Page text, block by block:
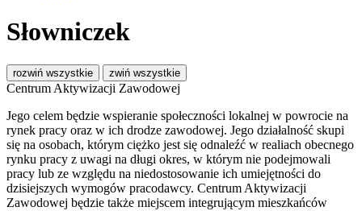
Słowniczek
rozwiń wszystkie zwiń wszystkie
Centrum Aktywizacji Zawodowej
Jego celem będzie wspieranie społeczności lokalnej w powrocie na
rynek pracy oraz w ich drodze zawodowej. Jego działalność skupi
się na osobach, którym ciężko jest się odnaleźć w realiach obecnego
rynku pracy z uwagi na długi okres, w którym nie podejmowali
pracy lub ze względu na niedostosowanie ich umiejętności do
dzisiejszych wymogów pracodawcy. Centrum Aktywizacji
Zawodowej będzie także miejscem integrującym mieszkańców